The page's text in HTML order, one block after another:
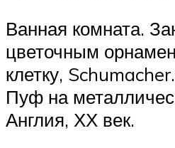
Ванная комната.
цветочным
клетку,
Пуф на
Англия, ХХ век.